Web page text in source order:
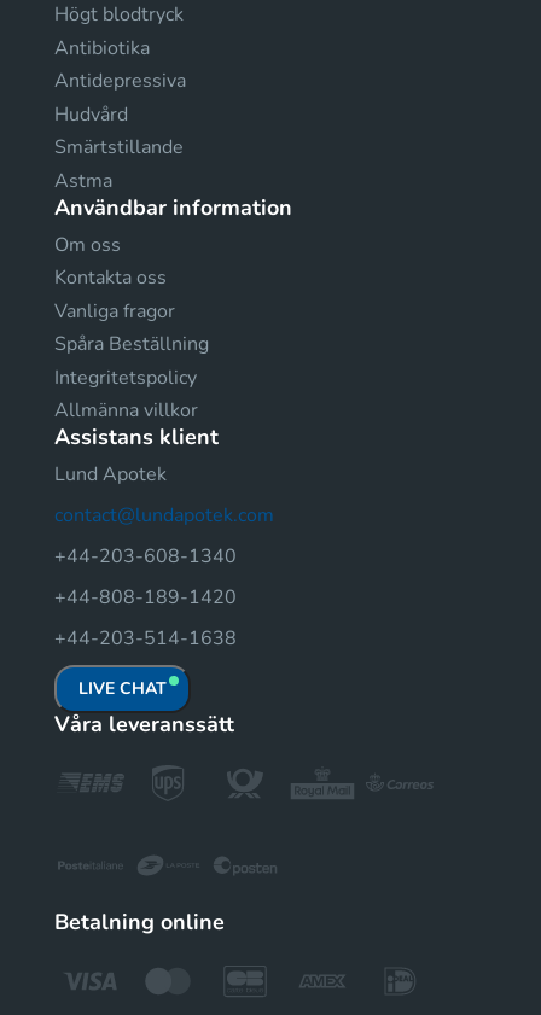
Högt blodtryck
Antibiotika
Antidepressiva
Hudvård
Smärtstillande
Astma
Användbar information
Om oss
Kontakta oss
Vanliga fragor
Spåra Beställning
Integritetspolicy
Allmänna villkor
Assistans klient
Lund Apotek
contact@lundapotek.com
+44-203-608-1340
+44-808-189-1420
+44-203-514-1638
LIVE CHAT
Våra leveranssätt
Betalning online